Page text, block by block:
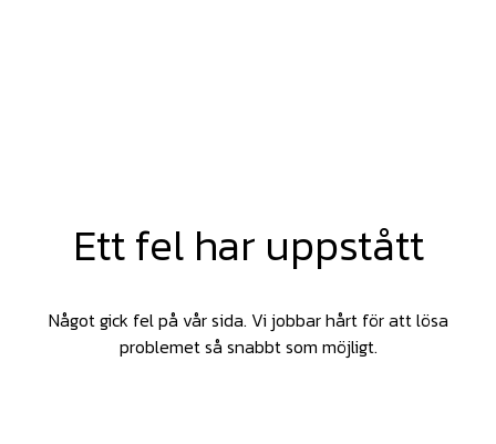
Ett fel har uppstått
Något gick fel på vår sida. Vi jobbar hårt för att lösa
problemet så snabbt som möjligt.